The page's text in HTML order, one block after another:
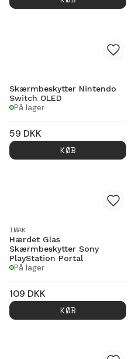
Skærmbeskytter Nintendo
Switch OLED
På lager
59 DKK
KØB
IMAK
Hærdet Glas
Skærmbeskytter Sony
PlayStation Portal
På lager
109 DKK
KØB